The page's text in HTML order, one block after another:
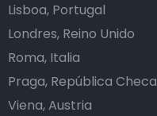
Lisboa, Portugal
Londres, Reino Unido
Roma, Italia
Praga, República Checa
Viena, Austria